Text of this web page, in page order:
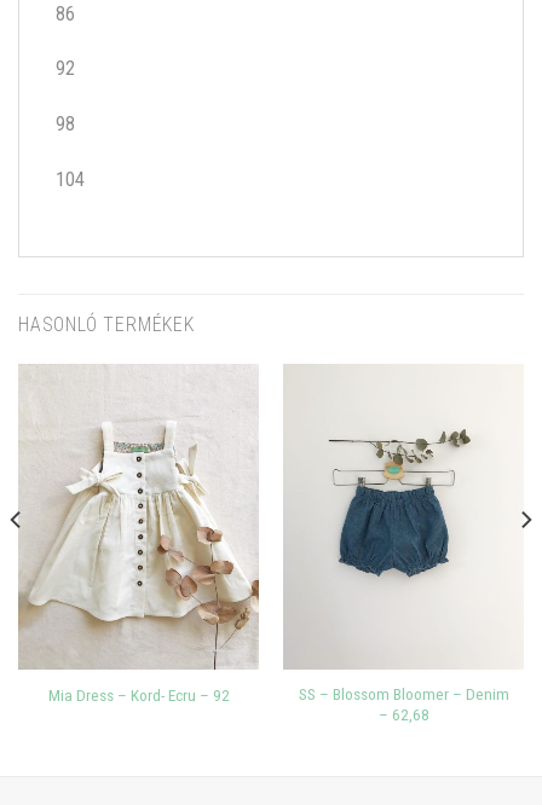
86
92
98
104
HASONLÓ TERMÉKEK
Mia Dress – Kord- Ecru – 92
SS – Blossom Bloomer – Denim
– 62,68